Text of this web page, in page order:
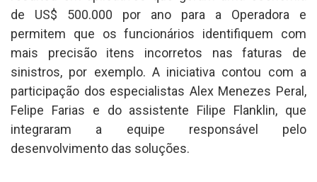
de US$ 500.000 por ano para a Operadora e
permitem que os funcionários identifiquem com
mais precisão itens incorretos nas faturas de
sinistros, por exemplo. A iniciativa contou com a
participação dos especialistas Alex Menezes Peral,
Felipe Farias e do assistente Filipe Flanklin, que
integraram a equipe responsável pelo
desenvolvimento das soluções.